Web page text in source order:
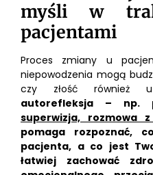
myśli w
pacjentami
Proces zmiany u
niepowodzenia mogą
czy złość również
autorefleksja – np.
superwizja, rozmowa
pomaga rozpoznać,
pacjenta, a co jest
łatwiej zachować